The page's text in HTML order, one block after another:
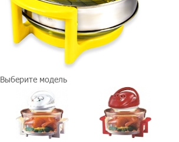
Выберите модель